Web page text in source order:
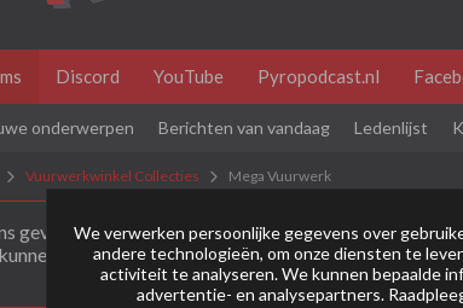
Discord YouTube Pyropodcast.nl
onderwerpen Berichten van vandaag Ledenlijst
Vuurwerkwinkel Collecties Mega Vuurwerk
gevonden hebt! Als dit je eerste bezoek is bekijk dan
plaatsen moet je je eerst registeren. Om
We verwerken persoonlijke gegevens over
andere technologieën, om onze diensten te
activiteit te analyseren. We kunnen bepaalde
advertentie- en analysepartners.